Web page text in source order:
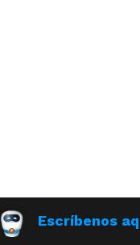
Escríbenos